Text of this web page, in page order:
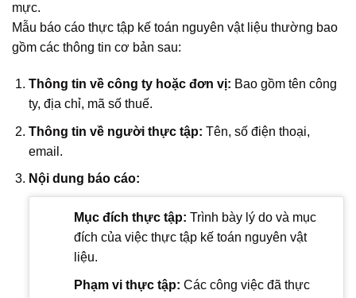
mực.
Mẫu báo cáo thực tập kế toán nguyên vật liệu thường bao
gồm các thông tin cơ bản sau:
Thông tin về công ty hoặc đơn vị: Bao gồm tên công
ty, địa chỉ, mã số thuế.
Thông tin về người thực tập: Tên, số điện thoại,
email.
Nội dung báo cáo:
Mục đích thực tập: Trình bày lý do và mục
đích của việc thực tập kế toán nguyên vật
liệu.
Phạm vi thực tập: Các công việc đã thực